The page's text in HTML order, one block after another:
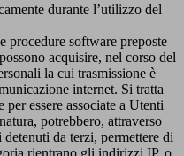
durante l’utilizzo del
procedure software preposte
acquisire, nel corso del
la cui trasmissione è
internet. Si tratta
essere associate a Utenti
potrebbero, attraverso
da terzi, permettere di
rientrano gli indirizzi IP, o